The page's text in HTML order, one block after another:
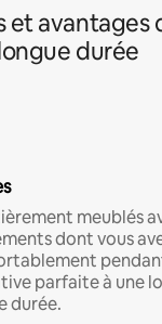
et avantages
durée
meublés
dont vous
parfaite à une
durée.